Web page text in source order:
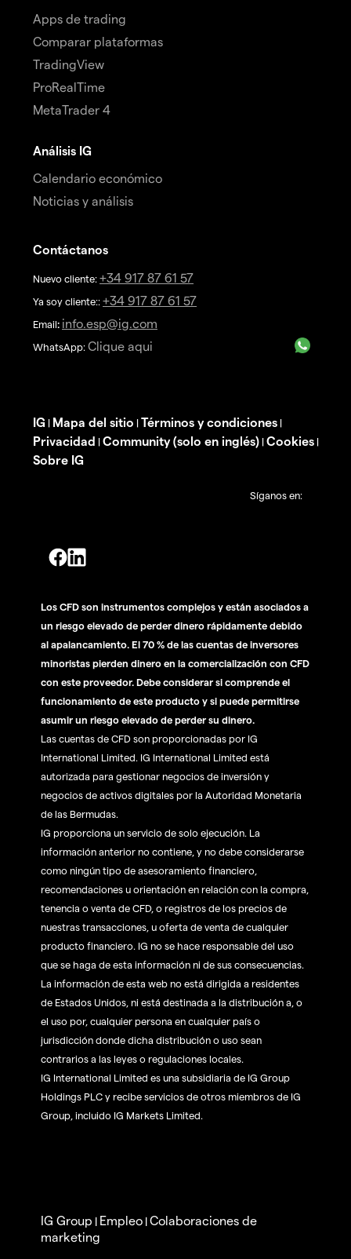
Apps de trading
Comparar plataformas
TradingView
ProRealTime
MetaTrader 4
Análisis IG
Calendario económico
Noticias y análisis
Contáctanos
Nuevo cliente: +34 917 87 61 57
Ya soy cliente:: +34 917 87 61 57
Email: info.esp@ig.com
WhatsApp: Clique aqui
IG | Mapa del sitio | Términos y condiciones |
Privacidad | Community (solo en inglés) | Cookies |
Sobre IG
Síganos en:
Los CFD son instrumentos complejos y están asociados a
un riesgo elevado de perder dinero rápidamente debido
al apalancamiento. El 70 % de las cuentas de inversores
minoristas pierden dinero en la comercialización con CFD
con este proveedor. Debe considerar si comprende el
funcionamiento de este producto y si puede permitirse
asumir un riesgo elevado de perder su dinero.
Las cuentas de CFD son proporcionadas por IG
International Limited. IG International Limited está
autorizada para gestionar negocios de inversión y
negocios de activos digitales por la Autoridad Monetaria
de las Bermudas.
IG proporciona un servicio de solo ejecución. La
información anterior no contiene, y no debe considerarse
como ningún tipo de asesoramiento financiero,
recomendaciones u orientación en relación con la compra,
tenencia o venta de CFD, o registros de los precios de
nuestras transacciones, u oferta de venta de cualquier
producto financiero. IG no se hace responsable del uso
que se haga de esta información ni de sus consecuencias.
La información de esta web no está dirigida a residentes
de Estados Unidos, ni está destinada a la distribución a, o
el uso por, cualquier persona en cualquier país o
jurisdicción donde dicha distribución o uso sean
contrarios a las leyes o regulaciones locales.
IG International Limited es una subsidiaria de IG Group
Holdings PLC y recibe servicios de otros miembros de IG
Group, incluido IG Markets Limited.
IG Group | Empleo |Colaboraciones de
marketing